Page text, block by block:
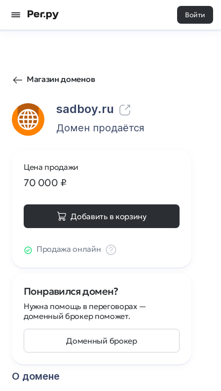
Войти
Магазин доменов
sadboy.ru
28 0
Домен продаётся
О домене
Цена продажи
70 000 ₽
Добавить в корзину
Продажа онлайн
Понравился домен?
Нужна помощь в переговорах —
доменный брокер поможет.
Доменный брокер